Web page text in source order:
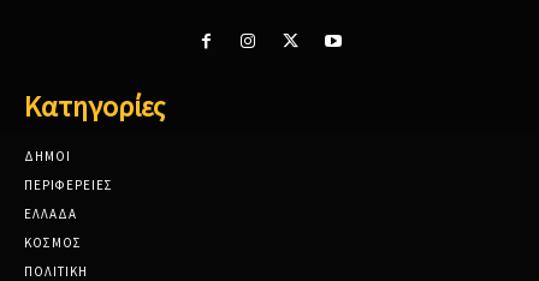
Κατηγορίες
ΔΗΜΟΙ
ΠΕΡΙΦΕΡΕΙΕΣ
ΕΛΛΑΔΑ
ΚΟΣΜΟΣ
ΠΟΛΙΤΙΚΗ